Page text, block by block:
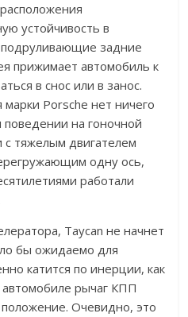
устойчивость в
задние
прижимает автомобиль к
в снос или в занос.
Porsche нет ничего
на гоночной
с тяжелым двигателем
одну ось,
работали
Taycan не начнет
бы ожидаемо для
катится по инерции, как
рычаг КПП
Очевидно, это